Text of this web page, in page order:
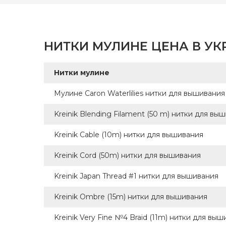
НИТКИ МУЛИНЕ ЦЕНА В
Нитки мулине
Мулине Caron Waterlilies нитки для вышивания
Kreinik Blending Filament (50 m) нитки для
Kreinik Cable (10m) нитки для вышивания
Kreinik Cord (50m) нитки для вышивания
Kreinik Japan Thread #1 нитки для вышивания
Kreinik Ombre (15m) нитки для вышивания
Kreinik Very Fine №4 Braid (11m) нитки для